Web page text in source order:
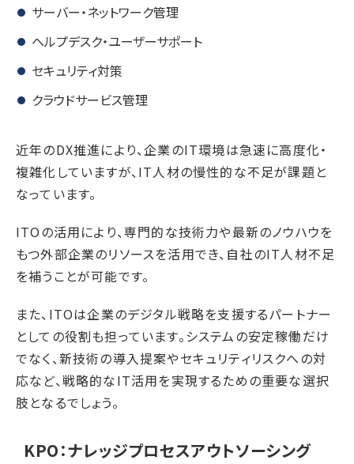
サーバー・ネットワーク管理
ヘルプデスク・ユーザーサポート
セキュリティ対策
クラウドサービス管理
近年のDX推進により、企業のIT環境は急速に高度化・
複雑化していますが、IT人材の慢性的な不足が課題と
なっています。
ITOの活用により、専門的な技術力や最新のノウハウを
もつ外部企業のリソースを活用でき、自社のIT人材不足
を補うことが可能です。
また、ITOは企業のデジタル戦略を支援するパートナー
としての役割も担っています。システムの安定稼働だけ
でなく、新技術の導入提案やセキュリティリスクへの対
応など、戦略的なIT活用を実現するための重要な選択
肢となるでしょう。
KPO：ナレッジプロセスアウトソーシング